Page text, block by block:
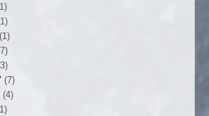
(1)
(7)
(4)